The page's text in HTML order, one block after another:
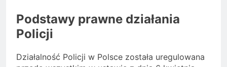
Podstawy prawne działania
Policji
Działalność Policji w Polsce została uregulowana